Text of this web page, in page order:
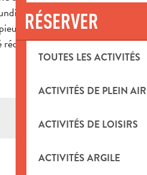
RÉSERVER
TOUTES LES ACTIVITÉS
ACTIVITÉS DE PLEIN AIR
ACTIVITÉS DE LOISIRS
ACTIVITÉS ARGILE
au vendredi 15h30 Le
en libre service Pour
l'accès au bureau...